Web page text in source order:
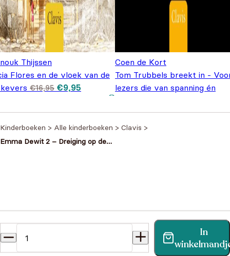
Thijssen
Flores en de vloek van de
€16,95 Oorspronkelijke
prijs was:
€9,95
prijs is:
Coen de Kort
Tom Trubbels breekt in -
lezers die van spanning én
Kinderboeken > Alle kinderboeken > Clavis >
Emma Dewit 2 – Dreiging op de
In
Vind binnen no-time antwoord op je vraag op onze
klantenservice pagina.